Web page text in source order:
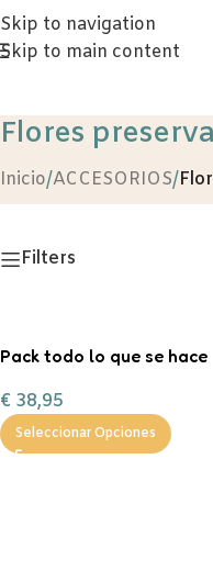
Skip to navigation
Skip to main content
Flores
Inicio/ACCESORIOS/
Filters
Pack todo lo que se hace
mamá/abuela/amiga/
/seño
€ 38,95
Seleccionar Opciones